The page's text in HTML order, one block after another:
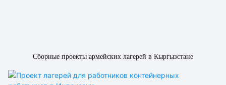
Сборные проекты армейских лагерей в Кыргызстане